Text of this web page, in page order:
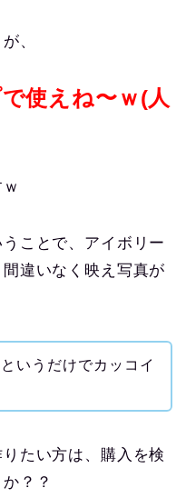
、
使えね〜ｗ(人
ことで、アイボリー
違いなく映え写真が
いうだけでカッコイ
たい方は、購入を検
？？